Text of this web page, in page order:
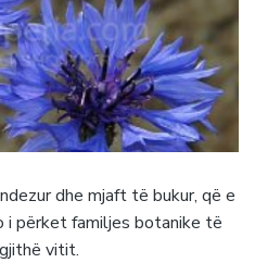
dhe mjaft të bukur, që e
i përket familjes botanike të
vitit.